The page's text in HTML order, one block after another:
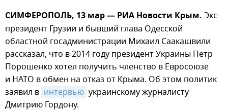
СИМФЕРОПОЛЬ, 13 мар — РИА Новости Крым. Экс-
президент Грузии и бывший глава Одесской
областной госадминистрации Михаил Саакашвили
рассказал, что в 2014 году президент Украины Петр
Порошенко хотел получить членство в Евросоюзе
и НАТО в обмен на отказ от Крыма. Об этом политик
заявил в интервью украинскому журналисту
Дмитрию Гордону.